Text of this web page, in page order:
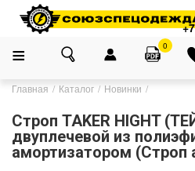
0
Главная Каталог Новинки
Строп TAKER HIGHT
двуплечевой из
амортизатором (Строп